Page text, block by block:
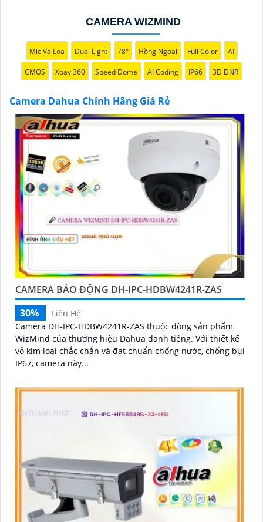
muốn tìm camera Dahua giá rẻ, bạn có thể tham khảo
trên các website thương mại điện tử hoặc tại các cửa
hàng điện tử.
Hy vọng rằng những thông tin trên sẽ giúp bạn chọn
lựa được Camera Dahua chính hãng, giá rẻ và chất
thêm, đừng ngần ngại để lại Cung cấp cho công trình
biết.
CAMERA WIZMIND
Mic Và Loa Dual Light 78° Hồng Ngoại Full Color AI
CMOS Xoay 360 Speed Dome AI Coding IP66 3D DNR
Camera Dahua Chính Hãng Giá Rẻ
CAMERA BÁO ĐỘNG DH-IPC-HDBW4241R-ZAS
30%
Liên Hệ
Camera DH-IPC-HDBW4241R-ZAS thuộc dòng sản phẩm
WizMind của thương hiệu Dahua danh tiếng. Với thiết kế
vỏ kim loại chắc chắn và đạt chuẩn chống nước, chống bụi
IP67, camera này...